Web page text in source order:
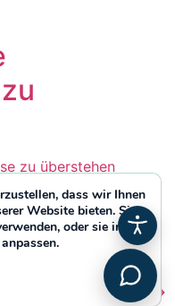
ist eine Zeitspanne,
in einen neuen Raum
Bühne in der Welt
Weiter→
dass wir Ihnen
Website bieten. Sie
oder sie in den
GDPR Cookie-Banner